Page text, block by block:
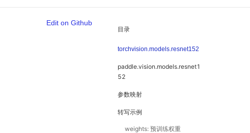
目录
torchvision.models.resnet152
paddle.vision.models.resnet1
52
参数映射
转写示例
weights: 预训练权重
Edit on Github